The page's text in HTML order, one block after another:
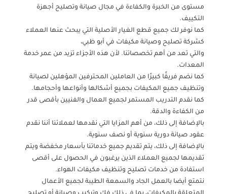
مستوى من الخبرة والكفاءة في مجال صيانة وتصليح أجهزة
التكييف.
كما نوفر لك جميع قطع الغيار الأصلية التي يبحث عنها العملاء
كشركة تصليح وصيانة مكيفات في أبو ظبي،
والتي تعد من أهم تخصصاتنا. لأن هذه الأجزاء تزيد من عمر خدمة
المعدات.
كما نضم فريقًا كبيرًا من العاملين المحترفين المؤهلين لصيانة
وتنظيف جميع المكيفات بجميع أشكالها وأنواعها وأحجامها.
كما نقدم التدريب المستمر لجميع العمال والفنيين بأقصى قدر
من الكفاءة والدقة.
بالإضافة إلى ذلك، من أهم المزايا التي نقدمها لعملائنا أننا نقدم
عقود صيانة دورية سنوية أو نصف سنوية.
بالإضافة إلى ذلك، يتم تقديم جميع خدماتنا بأسعار مخفضة ويتم
تقديمها لجميع العملاء الذين يرغبون في الحصول على أقصى
استفادة من خدمات تصليح وتنظيف مكيفات الهواء.
نتمتع أيضا بالعمل الجاد والسمعة الطيبة لجميع الأعمال